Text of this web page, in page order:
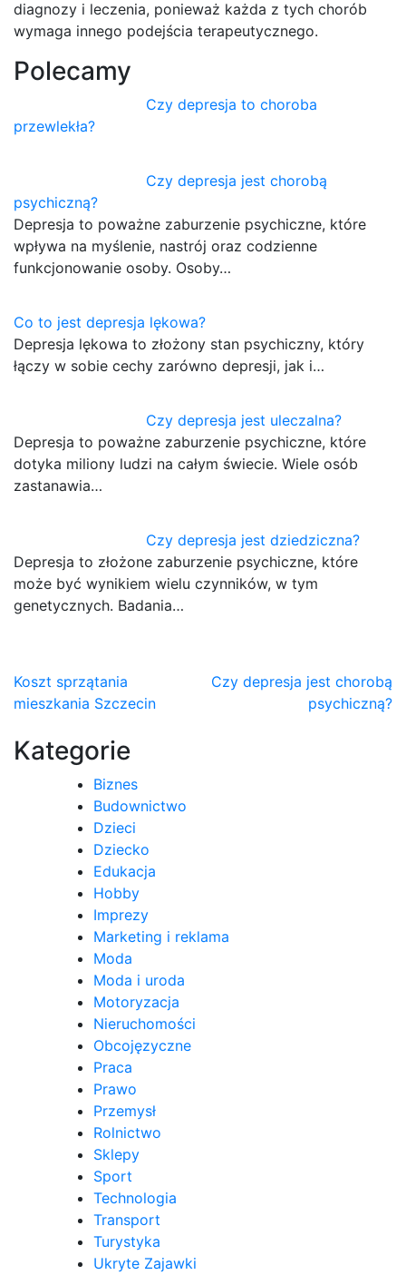
diagnozy i leczenia, ponieważ każda z tych chorób
wymaga innego podejścia terapeutycznego.
Polecamy
Czy depresja to choroba
przewlekła?
Czy depresja jest chorobą
psychiczną?
Depresja to poważne zaburzenie psychiczne, które
wpływa na myślenie, nastrój oraz codzienne
funkcjonowanie osoby. Osoby…
Co to jest depresja lękowa?
Depresja lękowa to złożony stan psychiczny, który
łączy w sobie cechy zarówno depresji, jak i…
Czy depresja jest uleczalna?
Depresja to poważne zaburzenie psychiczne, które
dotyka miliony ludzi na całym świecie. Wiele osób
zastanawia…
Czy depresja jest dziedziczna?
Depresja to złożone zaburzenie psychiczne, które
może być wynikiem wielu czynników, w tym
genetycznych. Badania…
Nawigacja
wpisu
Koszt sprzątania
mieszkania Szczecin
Czy depresja jest chorobą
psychiczną?
Kategorie
Biznes
Budownictwo
Dzieci
Dziecko
Edukacja
Hobby
Imprezy
Marketing i reklama
Moda
Moda i uroda
Motoryzacja
Nieruchomości
Obcojęzyczne
Praca
Prawo
Przemysł
Rolnictwo
Sklepy
Sport
Technologia
Transport
Turystyka
Ukryte Zajawki